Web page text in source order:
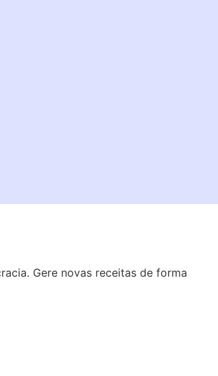
Gere novas receitas de forma